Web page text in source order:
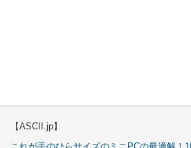
【ASCII.jp】